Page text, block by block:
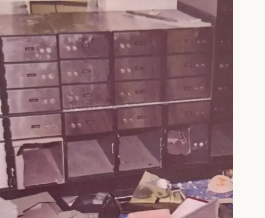
από
το
εργοστάσιο
επεξεργασίας
καπνού
των
λαθρεμπόρων
–
Έρευνες
και
Δυτ.
Ελλάδα